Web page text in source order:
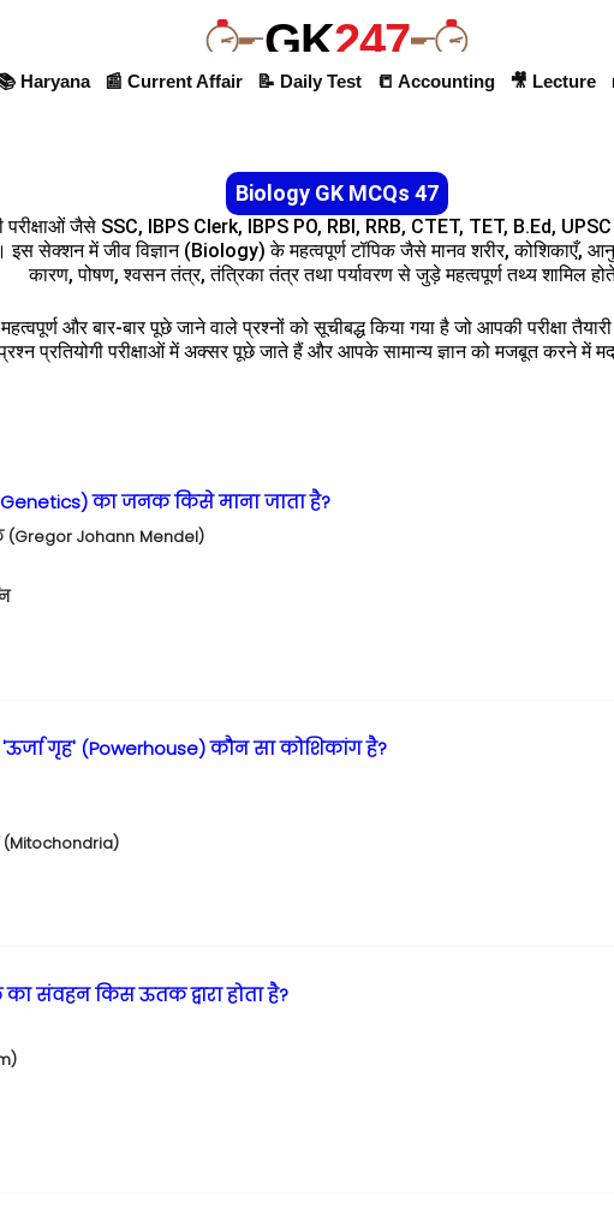
GK247
Haryana 📰 Current Affair 📝 Daily Test 📒 Accounting 🎥 Lecture
Biology GK MCQs 47
परीक्षाओं जैसे SSC, IBPS Clerk, IBPS PO, RBI, RRB, CTET, TET, B.Ed,
इस सेक्शन में जीव विज्ञान (Biology) के महत्वपूर्ण टॉपिक जैसे मानव शरीर, कोशिकाएँ,
कारण, पोषण, श्वसन तंत्र, तंत्रिका तंत्र तथा पर्यावरण से जुड़े महत्वपूर्ण तथ्य शामिल
और बार-बार पूछे जाने वाले प्रश्नों को सूचीबद्ध किया गया है जो आपकी परीक्षा
प्रतियोगी परीक्षाओं में अक्सर पूछे जाते हैं और आपके सामान्य ज्ञान को मजबूत करने में
का जनक किसे माना जाता है?
(Gregor Johann Mendel)
गृह' (Powerhouse) कौन सा कोशिकांग है?
(Mitochondria)
का संवहन किस ऊतक द्वारा होता है?